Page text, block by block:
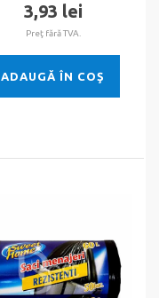
3,93 lei
Preţ fără TVA.
ADAUGĂ ÎN COŞ